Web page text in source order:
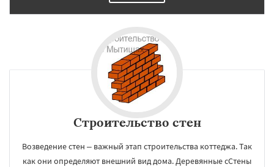
Строительство стен
Возведение стен – важный этап строительства коттеджа. Так
как они определяют внешний вид дома. Деревянные сСтены